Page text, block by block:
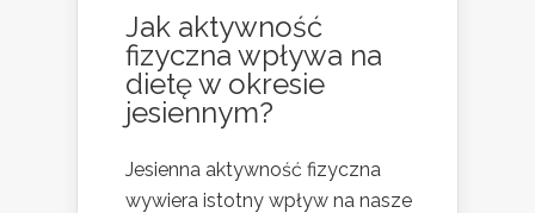
Jak aktywność
fizyczna wpływa na
dietę w okresie
jesiennym?
Jesienna aktywność fizyczna
wywiera istotny wpływ na nasze